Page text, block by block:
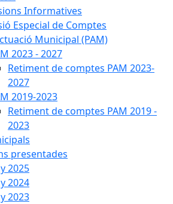
Informatives
Especial de Comptes
Municipal (PAM)
2023 - 2027
Retiment de comptes PAM 2023-
2027
2019-2023
Retiment de comptes PAM 2019 -
2023
presentades
2025
2024
2023